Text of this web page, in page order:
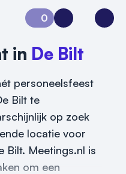
0
Aanvraag 0Inloggen
in De Bilt
personeelsfeest
Bilt te
op zoek
locatie voor
Bilt. Meetings.nl is
om een